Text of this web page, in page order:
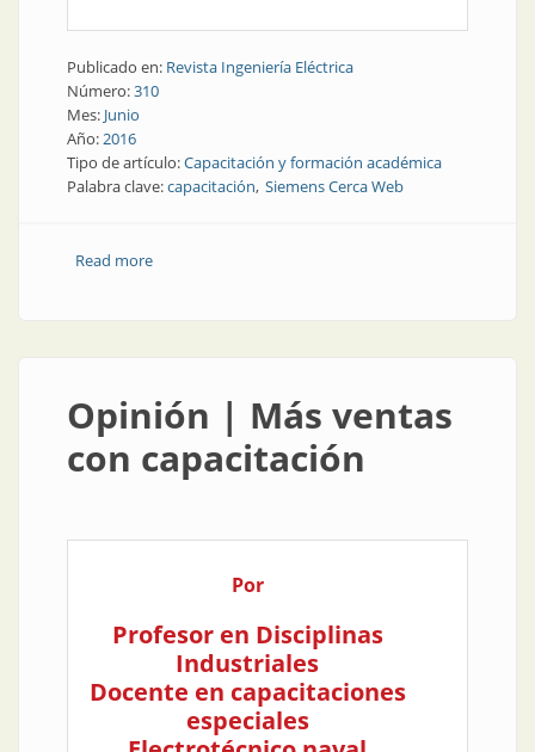
Publicado en: Revista Ingeniería Eléctrica
Número:310
Mes: Junio
Año:2016
Tipo de artículo:Capacitación y formación académica
Palabra clave:capacitación Siemens Cerca Web
Read moreabout Capacitación | Ideal para invierno: formación
Opinión | Más ventas
con capacitación
Por
Profesor en Disciplinas
Industriales
Docente en capacitaciones
especiales